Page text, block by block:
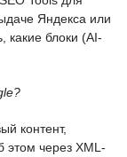
Яндекса или
какие блоки (AI-
контент,
этом через XML-